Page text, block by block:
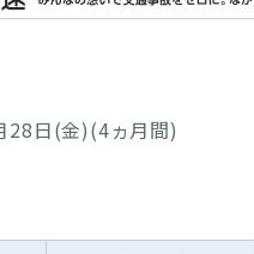
28日(金)(4ヵ月間)